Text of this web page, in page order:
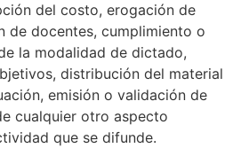
del costo, erogación de
de docentes, cumplimiento o
la modalidad de dictado,
distribución del material
emisión o validación de
cualquier otro aspecto
que se difunde.